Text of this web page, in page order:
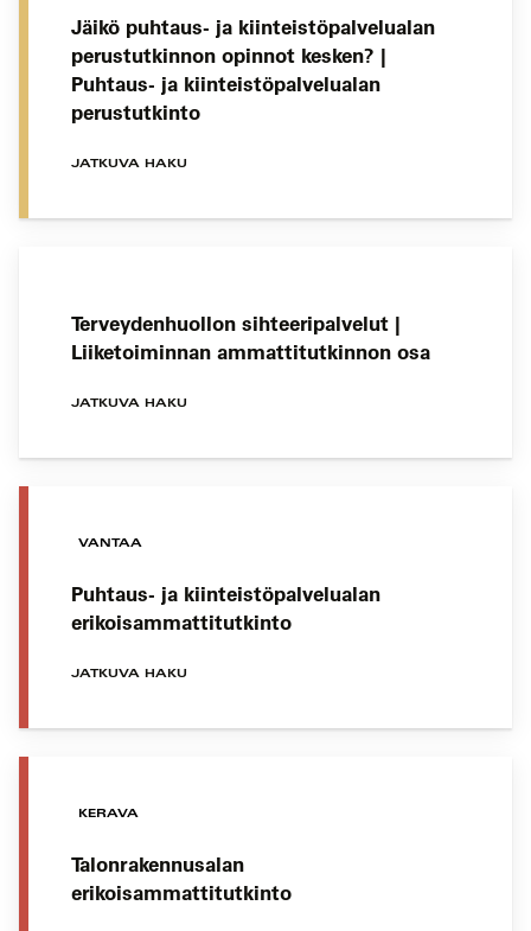
Jäikö puhtaus- ja kiinteistöpalvelualan
perustutkinnon opinnot kesken? |
Puhtaus- ja kiinteistöpalvelualan
perustutkinto
JATKUVA HAKU
Terveydenhuollon sihteeripalvelut |
Liiketoiminnan ammattitutkinnon osa
JATKUVA HAKU
VANTAA
Puhtaus- ja kiinteistöpalvelualan
erikoisammattitutkinto
JATKUVA HAKU
KERAVA
Talonrakennusalan
erikoisammattitutkinto